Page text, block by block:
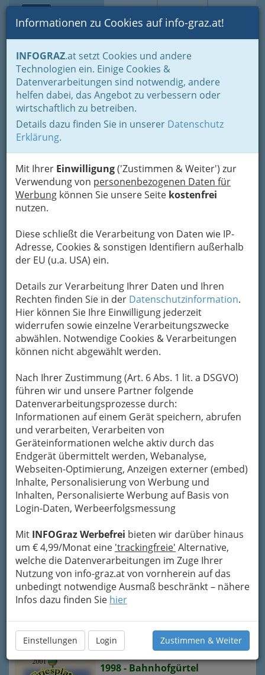
Suche Login Toggle
Informationen zu Cookies auf info-graz.at!
INFOGRAZ.at setzt Cookies und andere
Technologien ein. Einige Cookies &
Datenverarbeitungen sind notwendig, andere
helfen dabei, das Angebot zu verbessern oder
wirtschaftlich zu betreiben.
Details dazu finden Sie in unserer Datenschutz
Erklärung.
Mit Ihrer Einwilligung('Zustimmen & Weiter') zur
Verwendung von personenbezogenen Daten für
Werbung können Sie unsere Seite kostenfrei
nutzen.
Diese schließt die Verarbeitung von Daten wie IP-
Adresse, Cookies & sonstigen Identifiern außerhalb
der EU (u.a. USA) ein.
Details zur Verarbeitung Ihrer Daten und Ihren
Rechten finden Sie in der Datenschutzinformation.
Hier können Sie Ihre Einwilligung jederzeit
widerrufen sowie einzelne Verarbeitungszwecke
abwählen. Notwendige Cookies & Verarbeitungen
können nicht abgewählt werden.
Nach Ihrer Zustimmung (Art. 6 Abs. 1 lit. a DSGVO)
führen wir und unsere Partner folgende
Datenverarbeitungsprozesse durch:
Informationen auf einem Gerät speichern, abrufen
und verarbeiten, Verarbeiten von
Geräteinformationen welche aktiv durch das
Endgerät übermittelt werden, Webanalyse,
Webseiten-Optimierung, Anzeigen externer (embed)
Inhalte, Personalisierung von Werbung und
Inhalten, Personalisierte Werbung auf Basis von
Login-Daten, Werbeerfolgsmessung
Mit INFOGraz Werbefrei bieten wir darüber hinaus
um € 4,99/Monat eine 'trackingfreie' Alternative,
welche die Datenverarbeitungen im Zuge Ihrer
Nutzung von info-graz.at von vornherein auf das
unbedingt notwendige Ausmaß beschränkt – nähere
Infos dazu finden Sie hier
Einstellungen Login Zustimmen & Weiter
Home Gastronomie
Beisln, Bars, Pubs & Wein
Studentenlokale
Zu den 3 Goldenen Kugeln -
Kraemer-Stangl Gesellschaft
m.b.H.
Wir über
"Zu den 3 goldenen Kugeln" ist ein
Familienbetrieb und mit über 6000 verkauften
Speisen/Tag die erste Wahl für traditionelle
servieren wir Ihnen großzügige Gerichte von
frisch zubereiteten Speisen höchster Qualität
stets nach unserem Motto:"Groß - Gut -
Günstig".
1996 - Heinrichstrasse
Seinen Anfang fand alles im
Oktober 1996 - in unserer 1.
Filiale in der Heinrichstrasse.
Zuerst war es als gemütliches
Lokal für Freizeitunterhaltung
geplant. Wo man neben
Billardtischen und
Dartautomaten gemütlich
auch zwischen 5 Gerichten
auf der Speisekarte wählen
konnte. Da wir bereits
Leitspruch "Groß - Gut -
Günstig" ins Leben ruften,
dauerte es nicht lange bis
unsere Billardtische und
Dartautomaten weiteren
Sitzmöglichkeiten für unsere
weichen müssen.
1998 - Bahnhofgürtel